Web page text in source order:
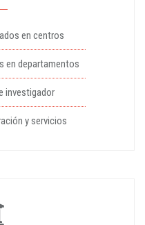
en centros
en departamentos
investigador
y servicios